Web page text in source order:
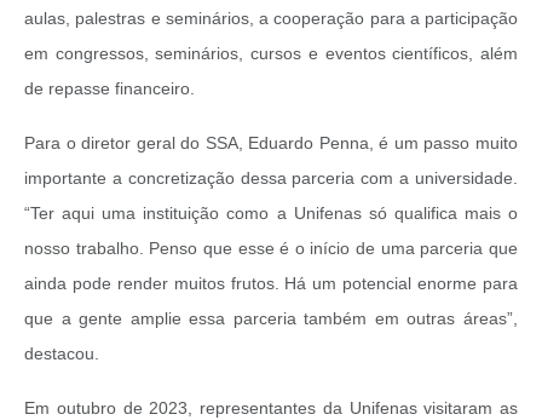
aulas, palestras e seminários, a cooperação para a participação
em congressos, seminários, cursos e eventos científicos, além
de repasse financeiro.
Para o diretor geral do SSA, Eduardo Penna, é um passo muito
importante a concretização dessa parceria com a universidade.
“Ter aqui uma instituição como a Unifenas só qualifica mais o
nosso trabalho. Penso que esse é o início de uma parceria que
ainda pode render muitos frutos. Há um potencial enorme para
que a gente amplie essa parceria também em outras áreas”,
destacou.
Em outubro de 2023, representantes da Unifenas visitaram as